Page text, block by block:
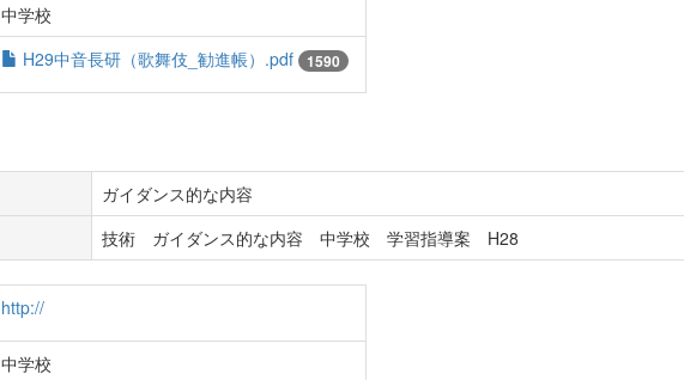
中学校
H29中音長研（歌舞伎_勧進帳）.pdf 1590
ガイダンス的な内容
技術 ガイダンス的な内容 中学校 学習指導案 H28
http://
中学校